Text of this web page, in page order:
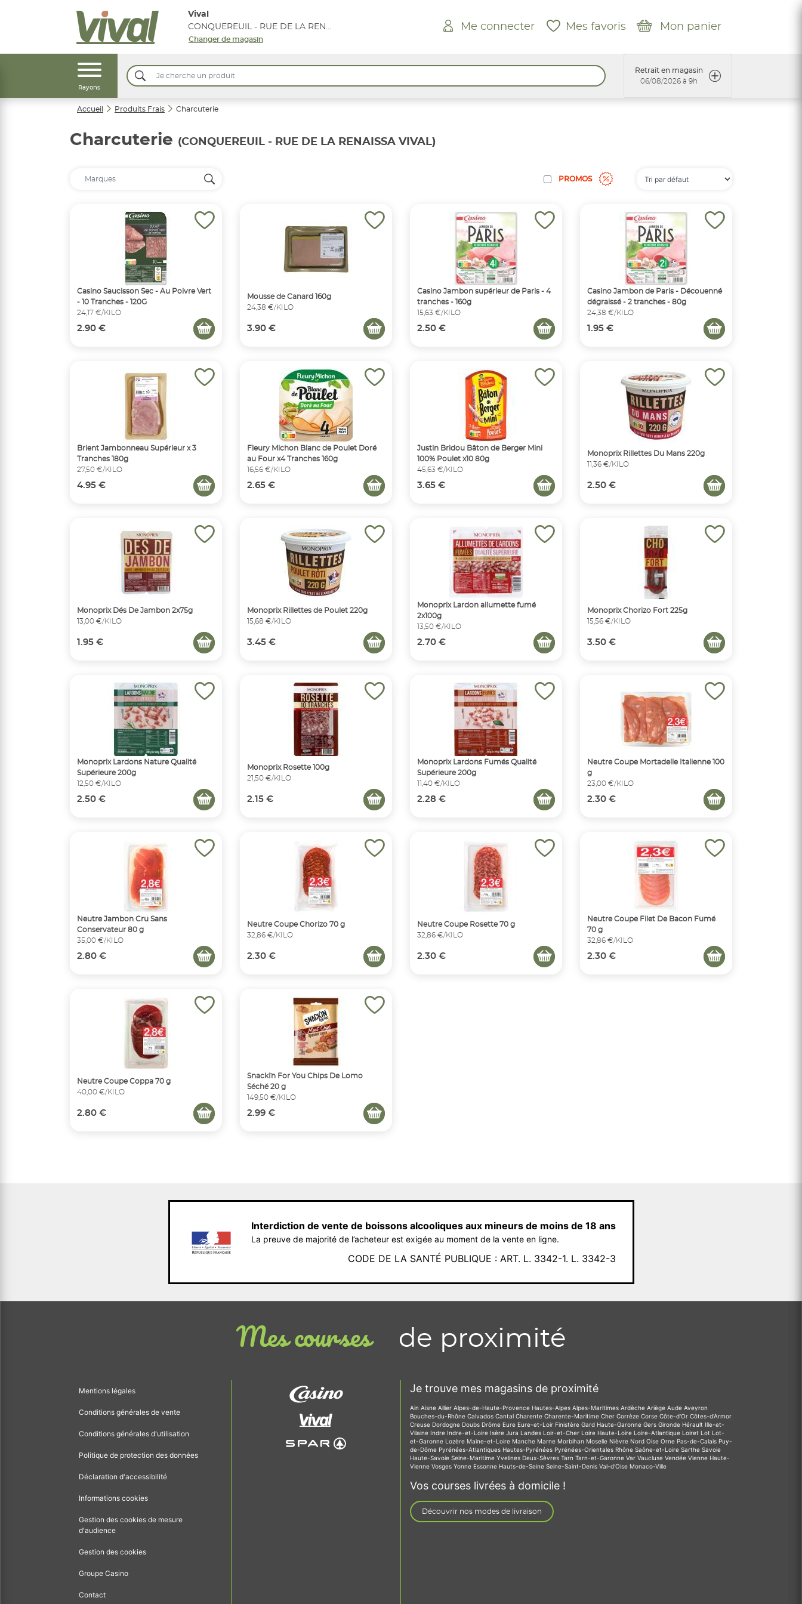
Vival
CONQUEREUIL - RUE DE LA RENAISSA VIVAL
Changer de magasin
Me connecter Mes favoris Mon panier
Rayons
Retrait en magasin
06/08/2026 à 9h
Accueil Produits Frais Charcuterie
Charcuterie (CONQUEREUIL - RUE DE LA RENAISSA VIVAL)
PROMOS
Casino Saucisson Sec - Au Poivre Vert
- 10 Tranches - 120G
24,17 €/KILO
2.90 €
Mousse de Canard 160g
24,38 €/KILO
3.90 €
Casino Jambon supérieur de Paris - 4
tranches - 160g
15,63 €/KILO
2.50 €
Casino Jambon de Paris - Découenné
dégraissé - 2 tranches - 80g
24,38 €/KILO
1.95 €
Brient Jambonneau Supérieur x 3
Tranches 180g
27,50 €/KILO
4.95 €
Fleury Michon Blanc de Poulet Doré
au Four x4 Tranches 160g
16,56 €/KILO
2.65 €
Justin Bridou Bâton de Berger Mini
100% Poulet x10 80g
45,63 €/KILO
3.65 €
Monoprix Rillettes Du Mans 220g
11,36 €/KILO
2.50 €
Monoprix Dés De Jambon 2x75g
13,00 €/KILO
1.95 €
Monoprix Rillettes de Poulet 220g
15,68 €/KILO
3.45 €
Monoprix Lardon allumette fumé
2x100g
13,50 €/KILO
2.70 €
Monoprix Chorizo Fort 225g
15,56 €/KILO
3.50 €
Monoprix Lardons Nature Qualité
Supérieure 200g
12,50 €/KILO
2.50 €
Monoprix Rosette 100g
21,50 €/KILO
2.15 €
Monoprix Lardons Fumés Qualité
Supérieure 200g
11,40 €/KILO
2.28 €
Neutre Coupe Mortadelle Italienne 100
g
23,00 €/KILO
2.30 €
Neutre Jambon Cru Sans
Conservateur 80 g
35,00 €/KILO
2.80 €
Neutre Coupe Chorizo 70 g
32,86 €/KILO
2.30 €
Neutre Coupe Rosette 70 g
32,86 €/KILO
2.30 €
Neutre Coupe Filet De Bacon Fumé
70 g
32,86 €/KILO
2.30 €
Neutre Coupe Coppa 70 g
40,00 €/KILO
2.80 €
Snack´In For You Chips De Lomo
Séché 20 g
149,50 €/KILO
2.99 €
Interdiction de vente de boissons alcooliques aux mineurs de moins de 18 ans
La preuve de majorité de l’acheteur est exigée au moment de la vente en ligne.
CODE DE LA SANTÉ PUBLIQUE : ART. L. 3342-1. L. 3342-3
Mes courses de proximité
Mentions légales
Conditions générales de vente
Conditions générales d'utilisation
Politique de protection des données
Déclaration d'accessibilité
Informations cookies
Gestion des cookies de mesure
d'audience
Gestion des cookies
Groupe Casino
Contact
Je trouve mes magasins de proximité
Ain Aisne Allier Alpes-de-Haute-Provence Hautes-Alpes Alpes-Maritimes Ardèche Ariège Aude Aveyron
Bouches-du-Rhône Calvados Cantal Charente Charente-Maritime Cher Corrèze Corse Côte-d'Or Côtes-d'Armor
Creuse Dordogne Doubs Drôme Eure Eure-et-Loir Finistère Gard Haute-Garonne Gers Gironde Hérault Ille-et-
Vilaine Indre Indre-et-Loire Isère Jura Landes Loir-et-Cher Loire Haute-Loire Loire-Atlantique Loiret Lot Lot-
et-Garonne Lozère Maine-et-Loire Manche Marne Morbihan Moselle Nièvre Nord Oise Orne Pas-de-Calais Puy-
de-Dôme Pyrénées-Atlantiques Hautes-Pyrénées Pyrénées-Orientales Rhône Saône-et-Loire Sarthe Savoie
Haute-Savoie Seine-Maritime Yvelines Deux-Sèvres Tarn Tarn-et-Garonne Var Vaucluse Vendée Vienne Haute-
Vienne Vosges Yonne Essonne Hauts-de-Seine Seine-Saint-Denis Val-d'Oise Monaco-Ville
Vos courses livrées à domicile !
Découvrir nos modes de livraison